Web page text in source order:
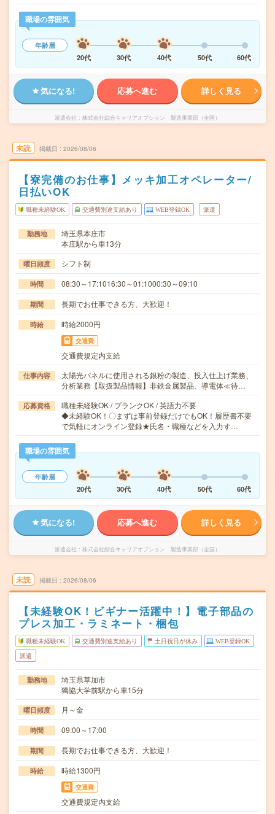
職場の雰囲気
年齢層
20代
30代 40代 50代 60代
気になる! 応募へ進む 詳しく見る
派遣会社 株式会社綜合キャリアオプション 製造事業部（全国）
未読 掲載日 2026/08/06
【寮完備のお仕事】メッキ加工オペレーター/
日払いOK
職種未経験OK 交通費別途支給あり WEB登録OK 派遣
勤務地
埼玉県本庄市
本庄駅から車13分
曜日頻度 シフト制
時間 08:30～17:1016:30～01:1000:30～09:10
期間 長期でお仕事できる方、大歓迎！
時給 時給2000円
交通費
交通費規定内支給
仕事内容
太陽光パネルに使用される銀粉の製造、投入仕上げ業務、
分析業務【取扱製品情報】非鉄金属製品、導電体≪待…
応募資格
職種未経験OK / ブランクOK / 英語力不要
◆未経験OK！〇まずは事前登録だけでもOK！履歴書不要
で気軽にオンライン登録★氏名・職種などを入力す…
職場の雰囲気
年齢層
20代
30代 40代 50代 60代
気になる! 応募へ進む 詳しく見る
派遣会社 株式会社綜合キャリアオプション 製造事業部（全国）
未読 掲載日 2026/08/06
【未経験OK！ビギナー活躍中！】電子部品の
プレス加工・ラミネート・梱包
職種未経験OK 交通費別途支給あり 土日祝日が休み WEB登録OK
派遣
勤務地
埼玉県草加市
獨協大学前駅から車15分
曜日頻度 月～金
時間 09:00～17:00
期間 長期でお仕事できる方、大歓迎！
時給 時給1300円
交通費
交通費規定内支給